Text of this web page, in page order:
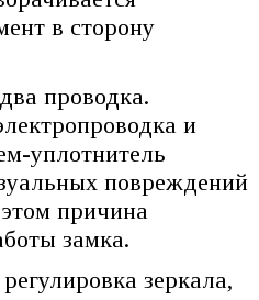
в сторону
проводка.
и
уплотнитель
повреждений
причина
замка.
зеркала,